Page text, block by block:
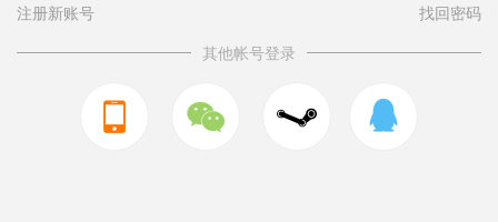
注册新账号
找回密码
其他帐号登录
  